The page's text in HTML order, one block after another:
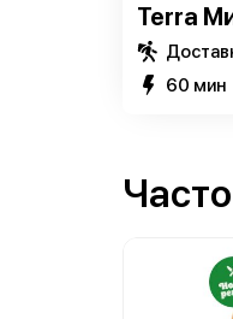
Terra
60 мин